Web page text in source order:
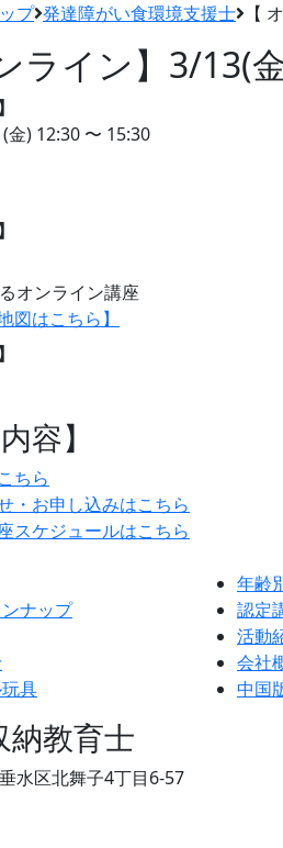
プ 発達障がい食環境支援士 【
ンライン】3/
金) 12:30 〜 15:30
オンライン講座
図はこちら】
容】
ちら
・お申し込みはこちら
スケジュールはこちら
ナップ
具
年齢
認定
活動
会社
中国
納教育士
水区北舞子4丁目6-57